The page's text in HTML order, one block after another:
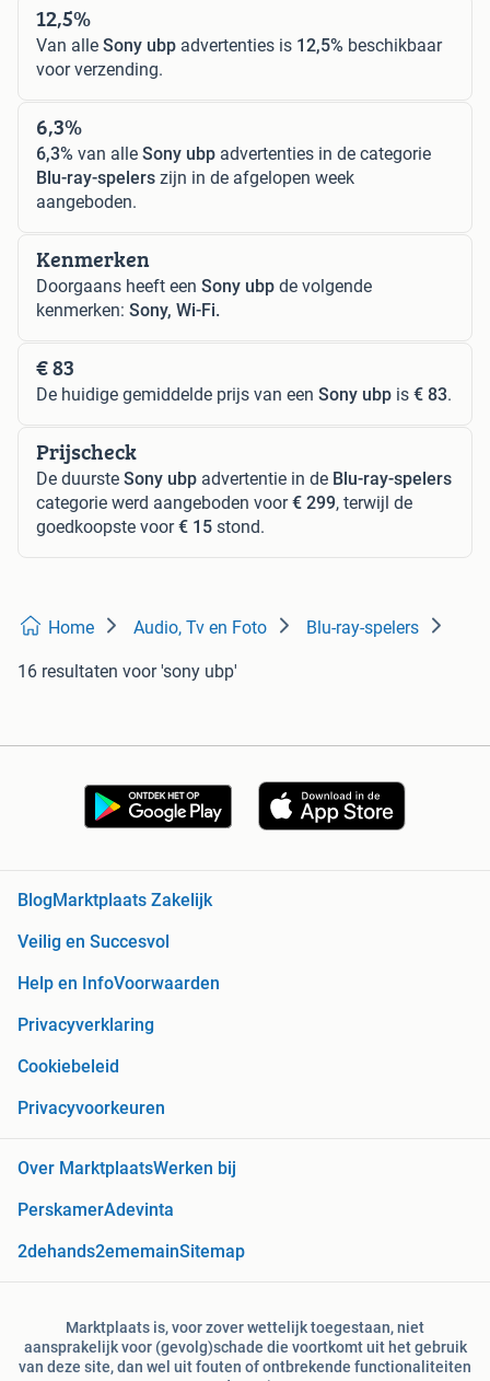
12,5%
Van alle Sony ubp advertenties is 12,5% beschikbaar
voor verzending.
6,3%
6,3% van alle Sony ubp advertenties in de categorie
Blu-ray-spelers zijn in de afgelopen week
aangeboden.
Kenmerken
Doorgaans heeft een Sony ubp de volgende
kenmerken: Sony, Wi-Fi.
€ 83
De huidige gemiddelde prijs van een Sony ubp is € 83.
Prijscheck
De duurste Sony ubp advertentie in de Blu-ray-spelers
categorie werd aangeboden voor€ 299, terwijl de
goedkoopste voor€ 15 stond.
Home Audio, Tv en Foto Blu-ray-spelers
16 resultaten voor 'sony ubp'
Blog Marktplaats Zakelijk
Veilig en Succesvol
Help en InfoVoorwaarden
Privacyverklaring
Cookiebeleid
Privacyvoorkeuren
Over MarktplaatsWerken bij
PerskamerAdevinta
2dehands2ememainSitemap
Marktplaats is, voor zover wettelijk toegestaan, niet
aansprakelijk voor (gevolg)schade die voortkomt uit het gebruik
van deze site, dan wel uit fouten of ontbrekende functionaliteiten